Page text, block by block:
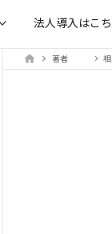
法人導入はこ
著者